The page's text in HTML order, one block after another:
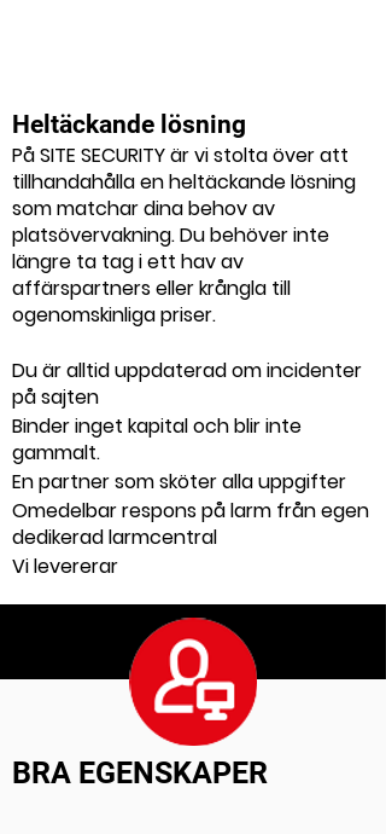
Heltäckande lösning
På SITE SECURITY är vi stolta över att
tillhandahålla en heltäckande lösning
som matchar dina behov av
platsövervakning. Du behöver inte
längre ta tag i ett hav av
affärspartners eller krångla till
ogenomskinliga priser.
Du är alltid uppdaterad om incidenter
på sajten
Binder inget kapital och blir inte
gammalt.
En partner som sköter alla uppgifter
Omedelbar respons på larm från egen
dedikerad larmcentral
Vi levererar
BRA EGENSKAPER